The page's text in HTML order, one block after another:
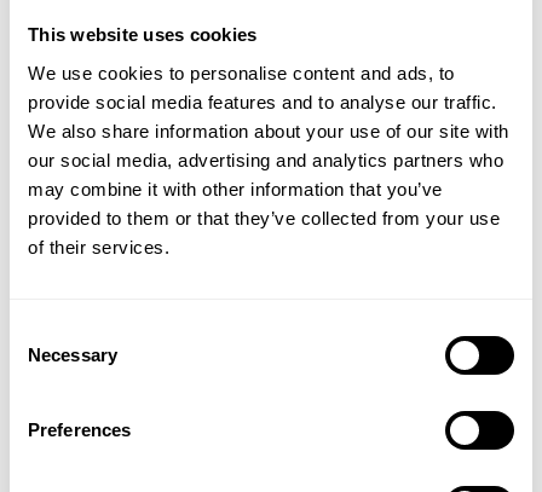
This website uses cookies
We use cookies to personalise content and ads, to
provide social media features and to analyse our traffic.
We also share information about your use of our site with
our social media, advertising and analytics partners who
may combine it with other information that you’ve
provided to them or that they’ve collected from your use
of their services.
Selection
Necessary
Preferences
Miniparfums
50ml Parfums
Perfumes 100ml Pour Femme
Perfumes 100ml Pour Homme
Perfumes 50ml Pour Femme
Perfumes 50ml Pour Homme
Perfumes 15ml Pour Femme